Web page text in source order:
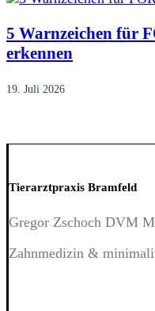
5 Warnzeichen für
erkennen
19. Juli 2026
Tierarztpraxis Bramfeld
Gregor Zschoch DVM
Zahnmedizin &